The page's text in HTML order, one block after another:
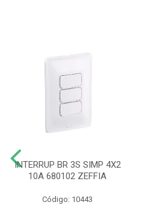
INTERRUP BR 3S SIMP 4X2
10A 680102 ZEFFIA
Código: 10443